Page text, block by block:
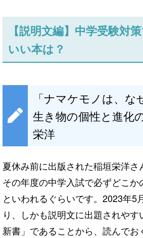
【説明文編】中学受験対
いい本は？
「ナマケモノは、な
生き物の個性と進化
栄洋
夏休み前に出版された稲垣栄洋さ
その年度の中学入試で必ずどこか
といわれるぐらいです。2023年5
り、しかも説明文に出題されや
新書」であることから、読んでお